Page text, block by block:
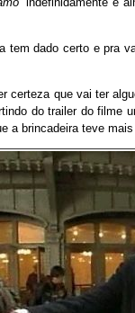
tem dado certo e pra
certeza que vai ter
do trailer do filme
a brincadeira teve